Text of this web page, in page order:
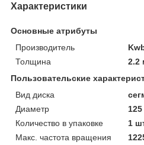
Характеристики
Основные атрибуты
Производитель
Толщина
2.2
Пользовательские
Вид диска
Диаметр
Количество в упаковке
1
Макс. частота вращения